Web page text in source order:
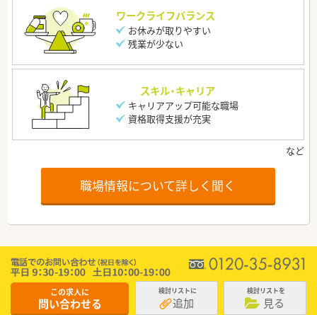
ワークライフバランス
お休みが取りやすい
残業が少ない
スキル・キャリア
キャリアアップ可能な職場
資格取得支援が充実
職場情報について詳しく聞く
この求人に
問い合わせる
検討リストに
追加
検討リストを
見る